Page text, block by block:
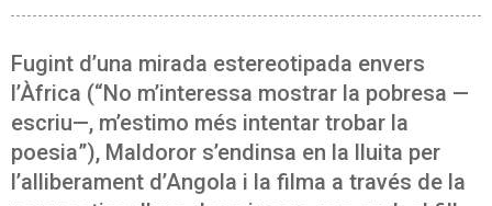
Fugint d’una mirada estereotipada envers
l’Àfrica (“No m’interessa mostrar la pobresa —
escriu—, m’estimo més intentar trobar la
poesia”), Maldoror s’endinsa en la lluita per
l’alliberament d’Angola i la filma a través de la